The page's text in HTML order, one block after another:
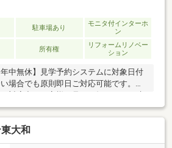
駐車場あり
モニタ付インターホ
ン
所有権
リフォームリノベー
ション
中無休】見学予約システムに対象日付
場合でも原則即日ご対応可能です。定
ローンに強い！】常時20行以上の金融
。お客様に合わせて適切なプランをご
ます。
大和